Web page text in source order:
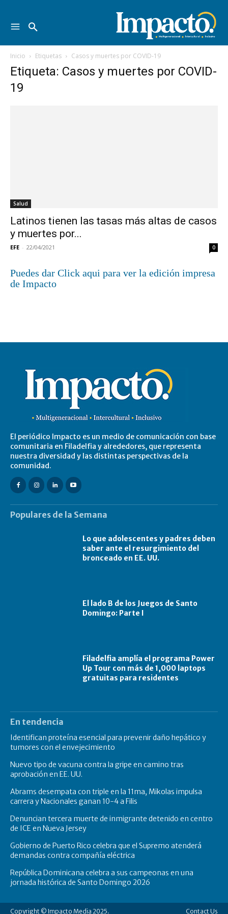
Inicio Etiquetas Casos y muertes por COVID-19
Etiqueta: Casos y muertes por COVID-
19
Salud
Latinos tienen las tasas más altas de casos
y muertes por...
EFE - 22/04/2021 0
Puedes dar Click aqui para ver la edición impresa
de Impacto
El periódico Impacto es un medio de comunicación con base
comunitaria en Filadelfia y alrededores, que representa
nuestra diversidad y las distintas perspectivas de la
comunidad.
Populares de la Semana
Lo que adolescentes y padres deben
saber ante el resurgimiento del
bronceado en EE. UU.
El lado B de los Juegos de Santo
Domingo: Parte I
Filadelfia amplía el programa Power
Up Tour con más de 1,000 laptops
gratuitas para residentes
En tendencia
Identifican proteína esencial para prevenir daño hepático y
tumores con el envejecimiento
Nuevo tipo de vacuna contra la gripe en camino tras
aprobación en EE. UU.
Abrams desempata con triple en la 11ma, Mikolas impulsa
carrera y Nacionales ganan 10-4 a Filis
Denuncian tercera muerte de inmigrante detenido en centro
de ICE en Nueva Jersey
Gobierno de Puerto Rico celebra que el Supremo atenderá
demandas contra compañía eléctrica
República Dominicana celebra a sus campeonas en una
jornada histórica de Santo Domingo 2026
Copyright © Impacto Media 2025. Contact Us